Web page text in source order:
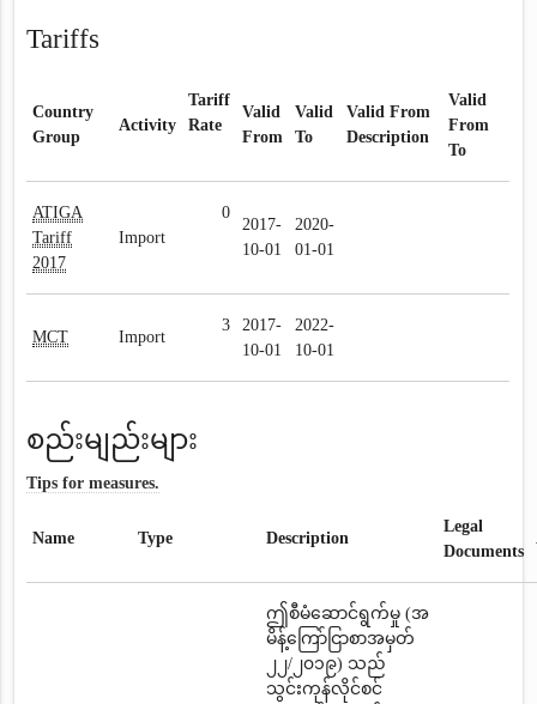
Tariffs
Country
Group
Activity
Tariff
Rate
Valid
From
Valid
To
Valid From
Description
Valid
From
To
ATIGA
Tariff
2017
Import
0
2017-
10-01
2020-
01-01
MCT Import
3
2017-
10-01
2022-
10-01
စည်းမျည်းများ
Tips for measures.
Name Type Description
Legal
Documents
ဤစီမံဆောင်ရွက်မှု (အ
မိန့်ကြော်ငြာစာအမှတ်
၂၂/၂၀၁၉) သည်
သွင်းကုန်လိုင်စင်